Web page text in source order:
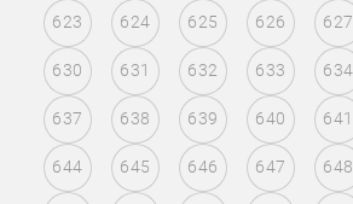
623 624 625 626 627
630 631 632 633 634
637 638 639 640 641
644 645 646 647 648